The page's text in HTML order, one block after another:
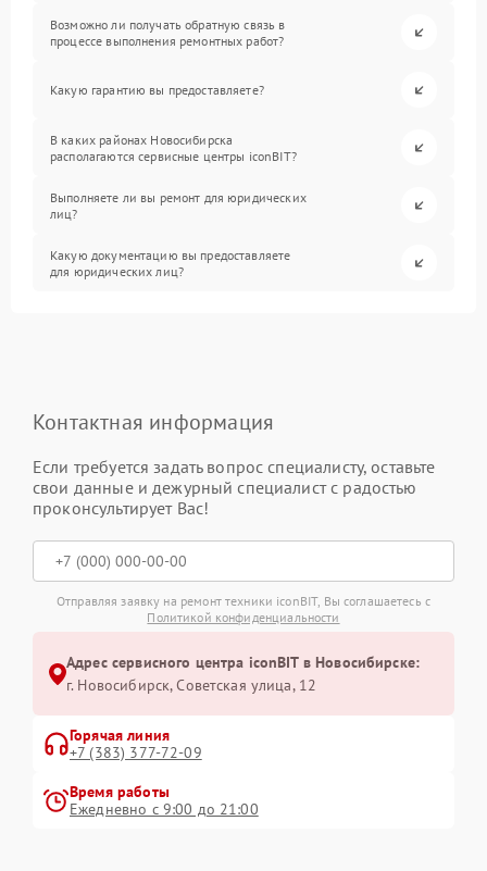
Возможно ли получать обратную связь в
процессе выполнения ремонтных работ?
Какую гарантию вы предоставляете?
В каких районах Новосибирска
располагаются сервисные центры iconBIT?
Выполняете ли вы ремонт для юридических
лиц?
Какую документацию вы предоставляете
для юридических лиц?
Контактная информация
Если требуется задать вопрос специалисту, оставьте
свои данные и дежурный специалист с радостью
проконсультирует Вас!
Отправляя заявку на ремонт техники iconBIT, Вы соглашаетесь с
Политикой конфиденциальности
Адрес сервисного центра iconBIT в Новосибирске:
г. Новосибирск, Советская улица, 12
Горячая линия
+7 (383) 377-72-09
Время работы
Ежедневно с 9:00 до 21:00